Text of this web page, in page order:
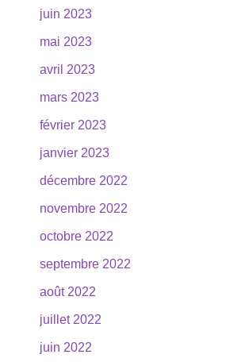
juin 2023
mai 2023
avril 2023
mars 2023
février 2023
janvier 2023
décembre 2022
novembre 2022
octobre 2022
septembre 2022
août 2022
juillet 2022
juin 2022